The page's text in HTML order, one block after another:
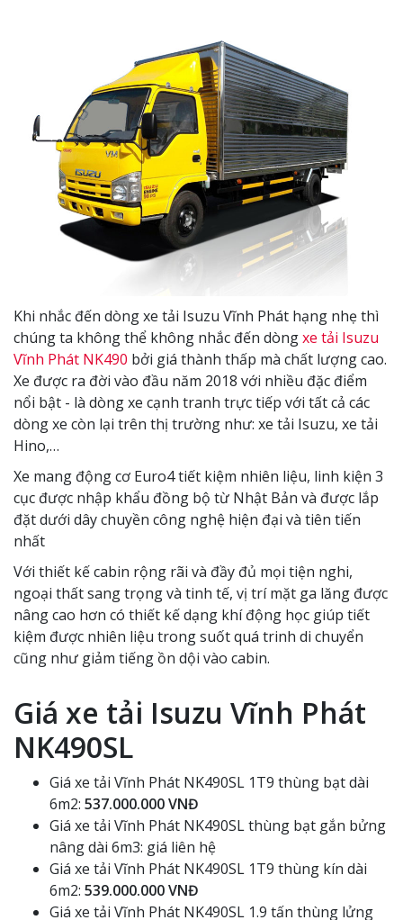
Khi nhắc đến dòng xe tải Isuzu Vĩnh Phát hạng nhẹ thì
chúng ta không thể không nhắc đến dòngxe tải Isuzu
Vĩnh Phát NK490 bởi giá thành thấp mà chất lượng cao.
Xe được ra đời vào đầu năm 2018 với nhiều đặc điểm
nổi bật - là dòng xe cạnh tranh trực tiếp với tất cả các
dòng xe còn lại trên thị trường như: xe tải Isuzu, xe tải
Hino,…
Xe mang động cơ Euro4 tiết kiệm nhiên liệu, linh kiện 3
cục được nhập khẩu đồng bộ từ Nhật Bản và được lắp
đặt dưới dây chuyền công nghệ hiện đại và tiên tiến
nhất
Với thiết kế cabin rộng rãi và đầy đủ mọi tiện nghi,
ngoại thất sang trọng và tinh tế, vị trí mặt ga lăng được
nâng cao hơn có thiết kế dạng khí động học giúp tiết
kiệm được nhiên liệu trong suốt quá trinh di chuyển
cũng như giảm tiếng ồn dội vào cabin.
Giá xe tải Isuzu Vĩnh Phát
NK490SL
Giá xe tải Vĩnh Phát NK490SL 1T9 thùng bạt dài
6m2: 537.000.000 VNĐ
Giá xe tải Vĩnh Phát NK490SL thùng bạt gắn bửng
nâng dài 6m3: giá liên hệ
Giá xe tải Vĩnh Phát NK490SL 1T9 thùng kín dài
6m2: 539.000.000 VNĐ
Giá xe tải Vĩnh Phát NK490SL 1.9 tấn thùng lửng